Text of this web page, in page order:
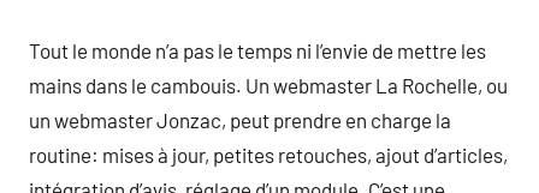
Tout le monde n’a pas le temps ni l’envie de mettre les
mains dans le cambouis. Un webmaster La Rochelle, ou
un webmaster Jonzac, peut prendre en charge la
routine: mises à jour, petites retouches, ajout d’articles,